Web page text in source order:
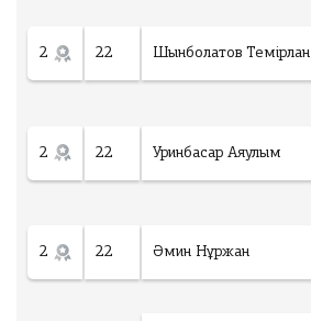
2 22 Шынболатов Темірлан
2 22 Уринбасар Аяулым
2 22 Әмин Нұржан